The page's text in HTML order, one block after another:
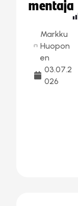
mentaja
Markku
Huopon
en
03.07.2
026